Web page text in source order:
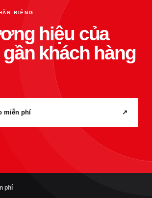
RIÊNG
hiệu của
khách hàng
miễn phí ↗
phí